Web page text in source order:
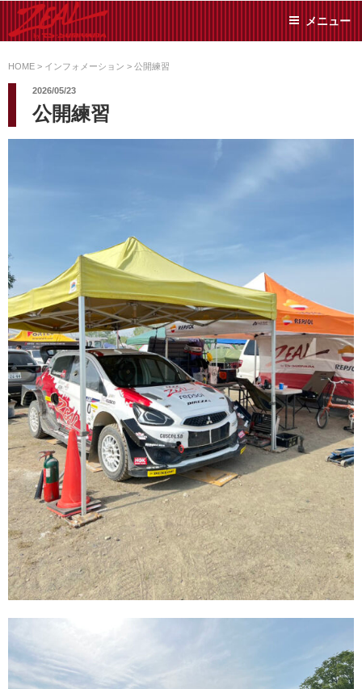
ン
ツ
ス
SUMIYAMA
た日常メンテから各種チ
ューニングまで、車に関
リーでお任せください!
メニュー
HOME > インフォメーション > 公開練習
2026/05/23
公開練習